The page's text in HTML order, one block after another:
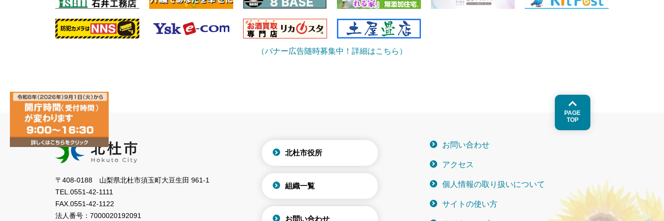
（バナー広告随時募集中！詳細はこちら）
PAGE
TOP
〒408-0188 山梨県北杜市須玉町大豆生田 961-1
TEL. 0551-42-1111
FAX. 0551-42-1122
法人番号： 7000020192091
北杜市役所
組織一覧
お問い合わせ
お問い合わせ
アクセス
個人情報の取り扱いについて
サイトの使い方